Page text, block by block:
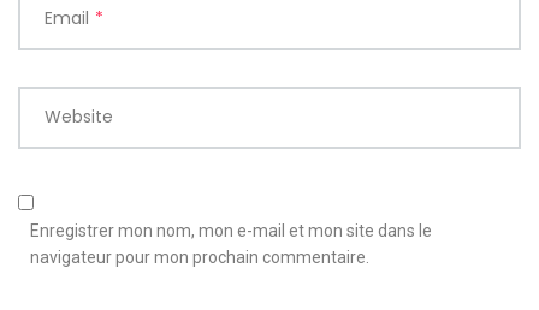
Email *
Website
Enregistrer mon nom, mon e-mail et mon site dans le
navigateur pour mon prochain commentaire.